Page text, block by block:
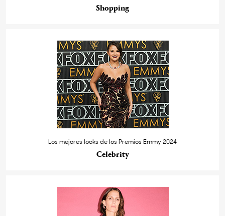
Shopping
Los mejores looks de los Premios Emmy 2024
Celebrity